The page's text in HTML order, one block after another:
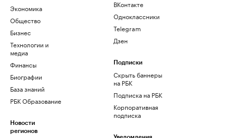
Экономика
Общество
Бизнес
Технологии и
медиа
Финансы
Биографии
База знаний
РБК Образование
Новости
регионов
ВКонтакте
Одноклассники
Telegram
Дзен
Подписки
Скрыть баннеры
на РБК
Подписка на РБК
Корпоративная
подписка